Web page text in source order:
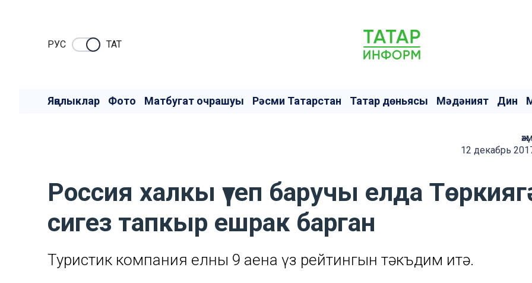
РУC ТАТ
Яңалыклар Фото Матбугат очрашуы Рәсми Татарстан Татар дөньясы Мәдәният Дин
12 декабрь
Россия халкы үтеп баручы елда
сигез тапкыр ешрак барган
Туристик компания елның 9 аена үз рейтингын тәкъдим итә.